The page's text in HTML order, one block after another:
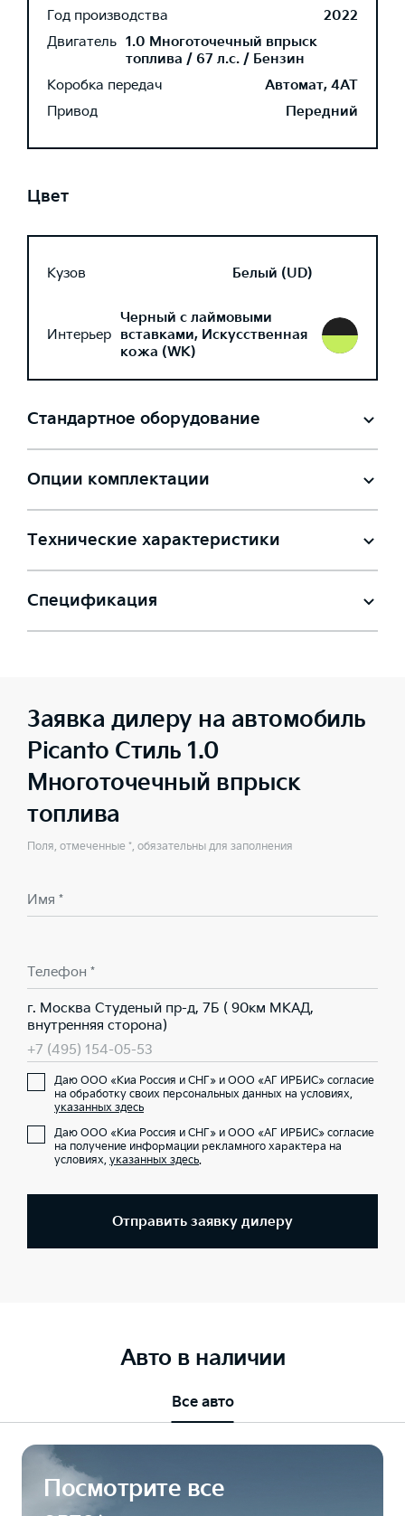
Год производства
2022
Двигатель 1.0 Многоточечный впрыск
топлива / 67 л.с. / Бензин
Коробка передач
Автомат, 4AT
Привод
Передний
Цвет
Кузов Белый (UD)
Интерьер
Черный с лаймовыми
вставками, Искусственная
кожа (WK)
Стандартное оборудование
Опции комплектации
Технические характеристики
Спецификация
Заявка дилеру на автомобиль
Picanto Стиль 1.0
Многоточечный впрыск
топлива
Поля, отмеченные *, обязательны для заполнения
Имя *
Телефон *
г. Москва Студеный пр-д, 7Б ( 90км МКАД,
внутренняя сторона)
+7 (495) 154-05-53
Даю ООО «Киа Россия и СНГ» и ООО «АГ ИРБИС» согласие
на обработку своих персональных данных на условиях,
указанных здесь
Даю ООО «Киа Россия и СНГ» и ООО «АГ ИРБИС» согласие
на получение информации рекламного характера на
условиях, указанных здесь.
Отправить заявку дилеру
Авто в наличии
Все авто
Посмотрите все